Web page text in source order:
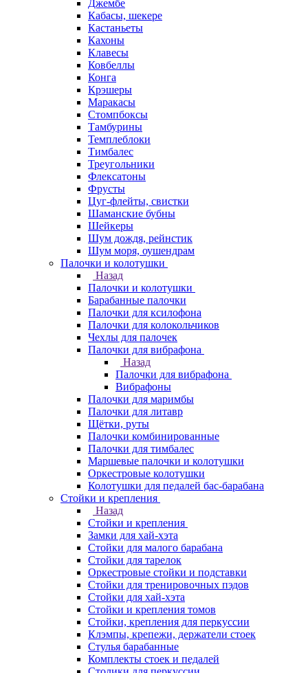
Джембе
Кабасы, шекере
Кастаньеты
Кахоны
Клавесы
Ковбеллы
Конга
Крэшеры
Маракасы
Стомпбоксы
Тамбурины
Темплеблоки
Тимбалес
Треугольники
Флексатоны
Фрусты
Цуг-флейты, свистки
Шаманские бубны
Шейкеры
Шум дождя, рейнстик
Шум моря, оушендрам
Палочки и колотушки
Назад
Палочки и колотушки
Барабанные палочки
Палочки для ксилофона
Палочки для колокольчиков
Чехлы для палочек
Палочки для вибрафона
Назад
Палочки для вибрафона
Вибрафоны
Палочки для маримбы
Палочки для литавр
Щётки, руты
Палочки комбинированные
Палочки для тимбалес
Маршевые палочки и колотушки
Оркестровые колотушки
Колотушки для педалей бас-барабана
Стойки и крепления
Назад
Стойки и крепления
Замки для хай-хэта
Стойки для малого барабана
Стойки для тарелок
Оркестровые стойки и подставки
Стойки для тренировочных пэдов
Стойки для хай-хэта
Стойки и крепления томов
Стойки, крепления для перкуссии
Клэмпы, крепежи, держатели стоек
Стулья барабанные
Комплекты стоек и педалей